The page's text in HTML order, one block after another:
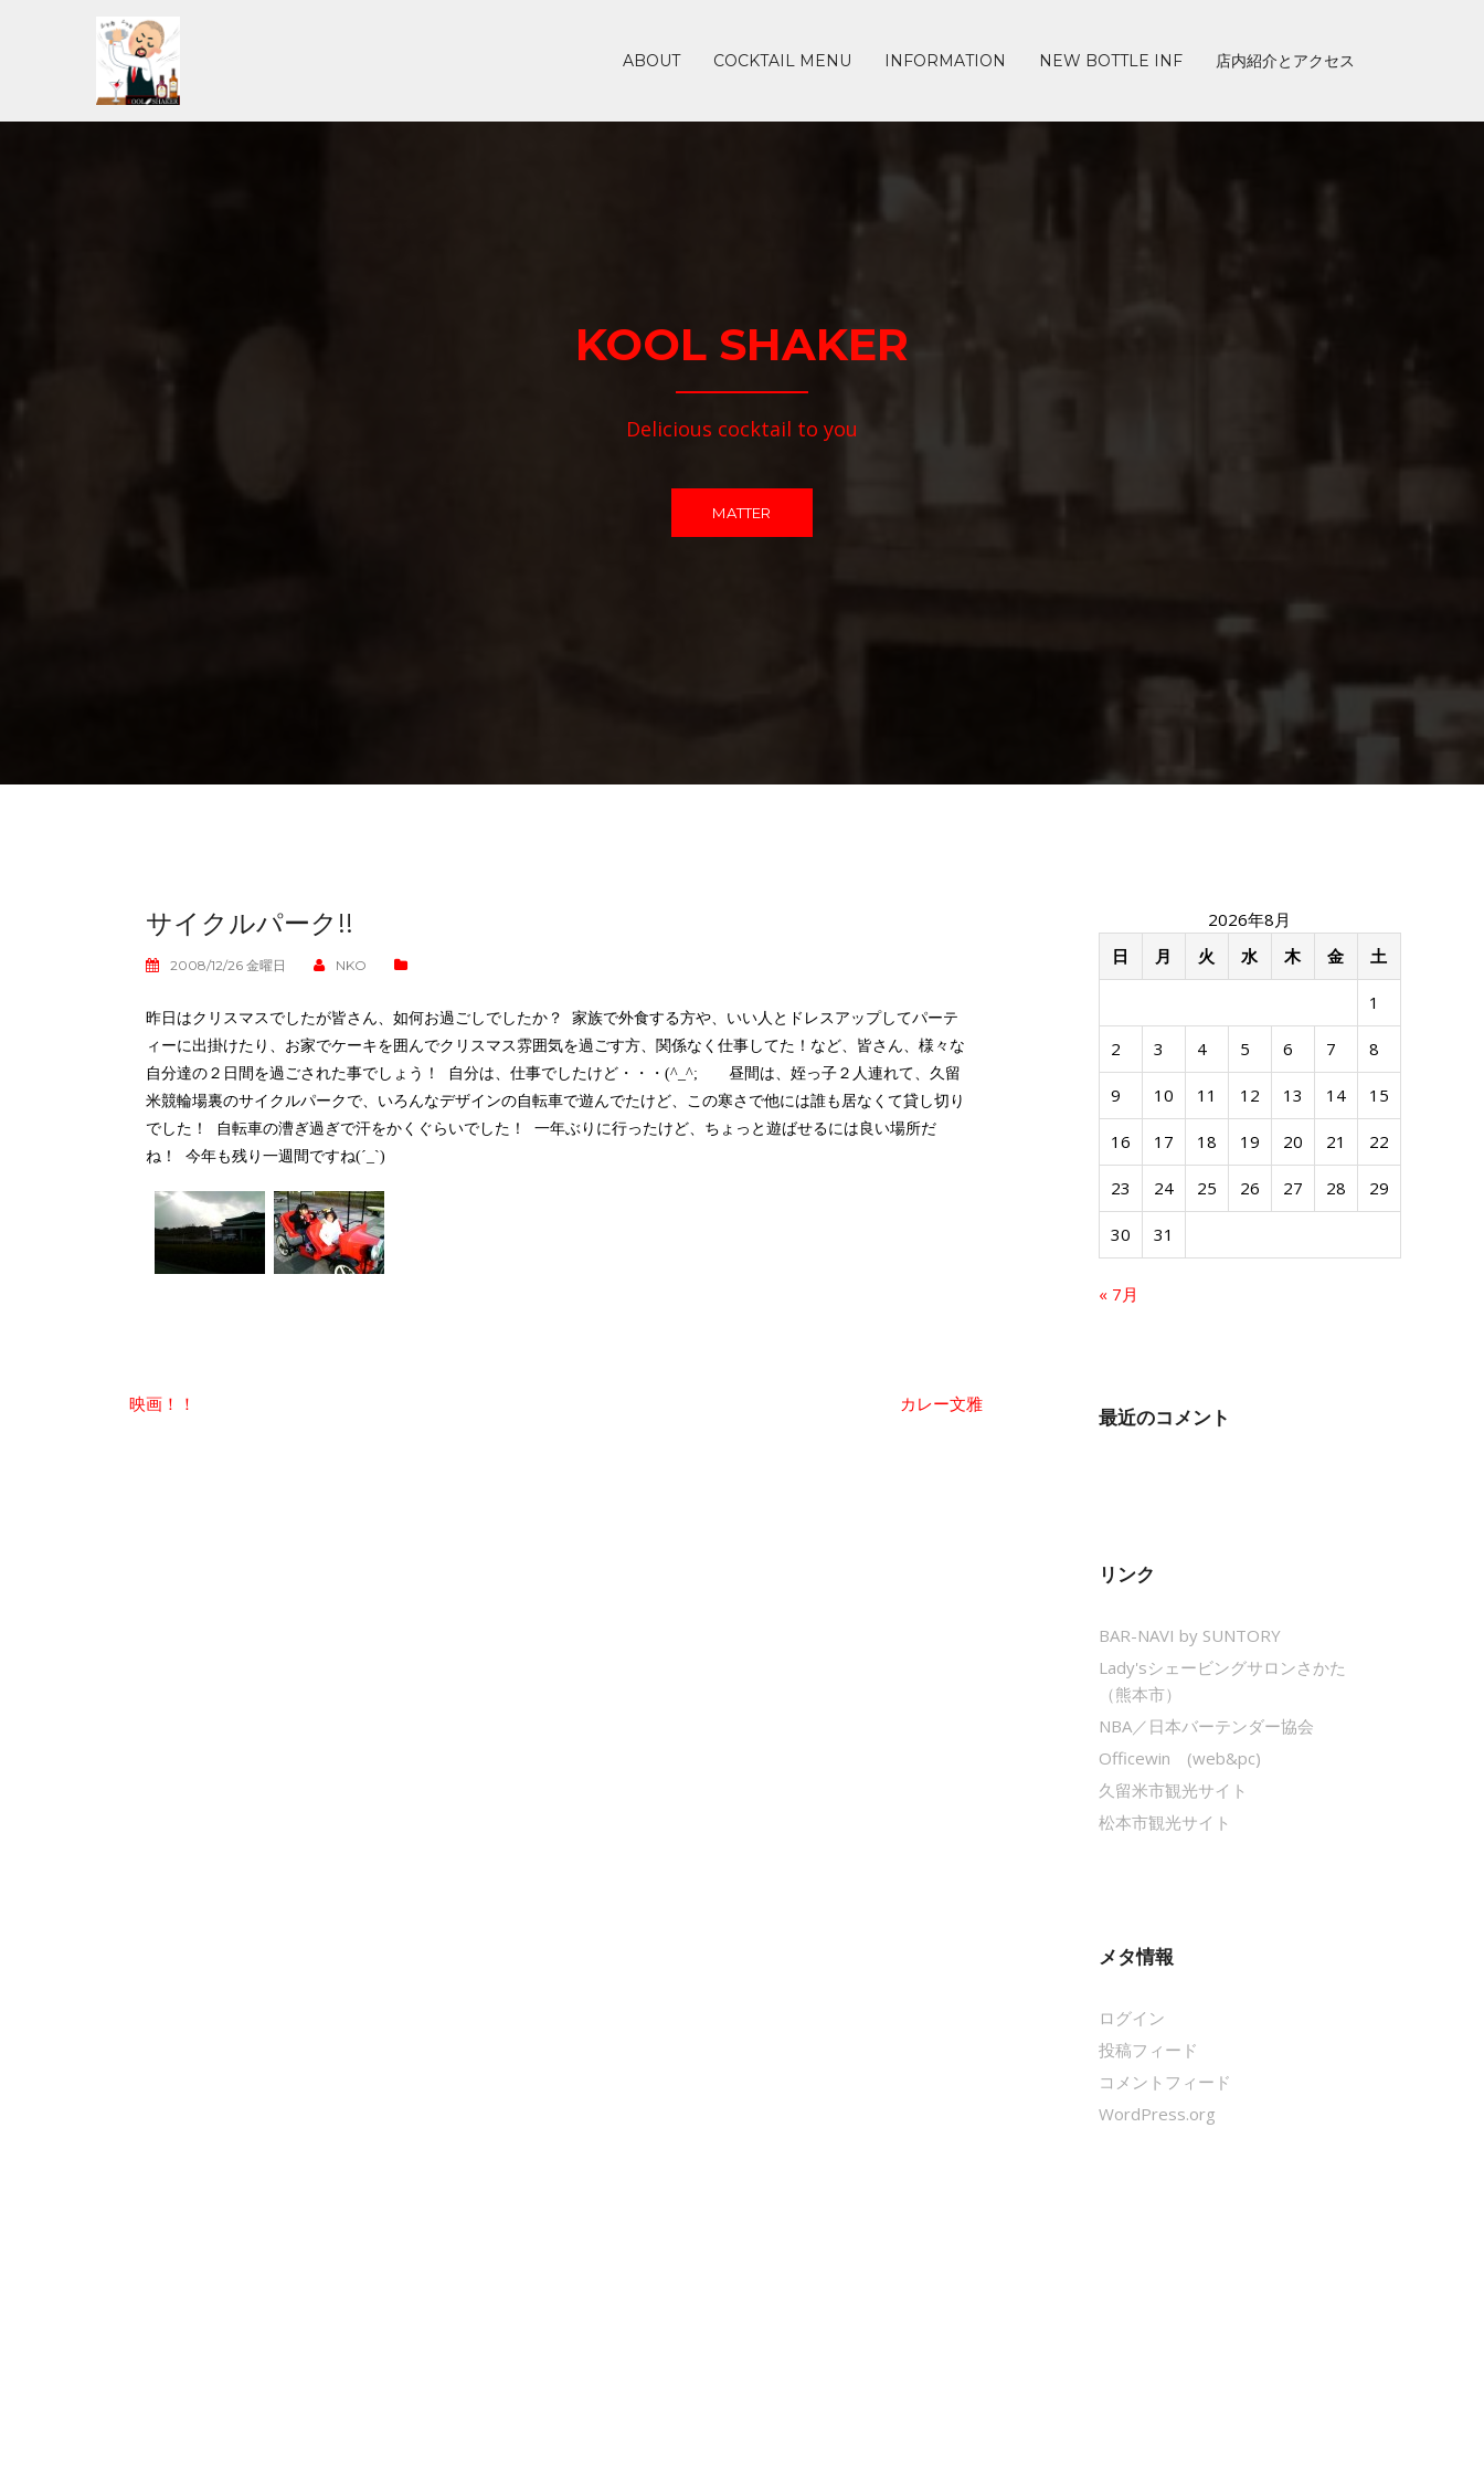
ツ
ABOUT COCKTAIL MENU INFORMATION NEW BOTTLE INF 店内紹介とアクセス
KOOL SHAKER
Delicious cocktail to you
MATTER
サイクルパーク!!
2008/12/26 金曜日 NKO
昨日はクリスマスでしたが皆さん、如何お過ごしでしたか？
家族で外食する方や、いい人とドレスアップしてパーテ
ィーに出掛けたり、お家でケーキを囲んでクリスマス雰囲気を過ごす方、関係なく仕事してた！など、皆さん、様々な
自分達の２日間を過ごされた事でしょう！
自分は、仕事でしたけど・・・(^_^;ゞ 昼間は、姪っ子２人連れて、久留
米競輪場裏のサイクルパークで、いろんなデザインの自転車で遊んでたけど、この寒さで他には誰も居なくて貸し切り
でした！
自転車の漕ぎ過ぎで汗をかくぐらいでした！
一年ぶりに行ったけど、ちょっと遊ばせるには良い場所だ
ね！
今年も残り一週間ですね(´_`)
投
映画！！ カレー文雅
2026年8月
日
月 火 水 木 金 土
1
2 3 4 5 6 7 8
9 10 11 12 13 14 15
16 17 18 19 20 21 22
23 24 25 26 27 28 29
30 31
« 7月
最近のコメント
リンク
BAR-NAVI by SUNTORY
Lady'sシェービングサロンさかた
（熊本市）
NBA／日本バーテンダー協会
Officewin (web&pc)
久留米市観光サイト
松本市観光サイト
メタ情報
ログイン
投稿フィード
コメントフィード
WordPress.org